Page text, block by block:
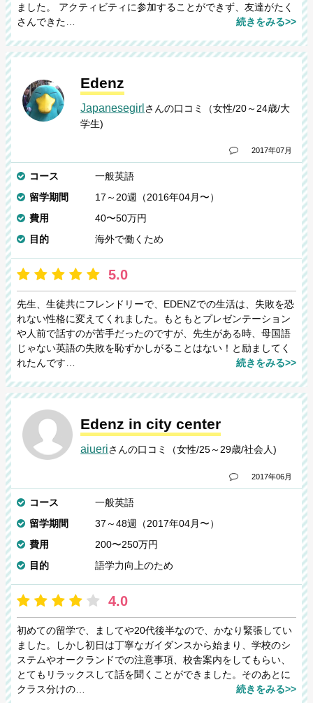
ました。 アクティビティに参加することができず、友達がたく
さんできた…
続きをみる>>
Edenz
Japanesegirl さんの口コミ（女性/20～24歳/大
学生)
2017年07月
コース
一般英語
留学期間
17～20週（2016年04月〜）
費用
40〜50万円
目的
海外で働くため
5.0
先生、生徒共にフレンドリーで、EDENZでの生活は、失敗を恐
れない性格に変えてくれました。もともとプレゼンテーション
や人前で話すのが苦手だったのですが、先生がある時、母国語
じゃない英語の失敗を恥ずかしがることはない！と励ましてく
れたんです…
続きをみる>>
Edenz in city center
aiueriさんの口コミ（女性/25～29歳/社会人)
2017年06月
コース
一般英語
留学期間
37～48週（2017年04月〜）
費用
200〜250万円
目的
語学力向上のため
4.0
初めての留学で、ましてや20代後半なので、かなり緊張してい
ました。しかし初日は丁寧なガイダンスから始まり、学校のシ
ステムやオークランドでの注意事項、校舎案内をしてもらい、
とてもリラックスして話を聞くことができました。そのあとに
クラス分けの…
続きをみる>>